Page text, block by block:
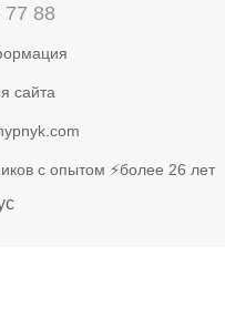
77 88
сайта
с опытом ⚡более 26 лет